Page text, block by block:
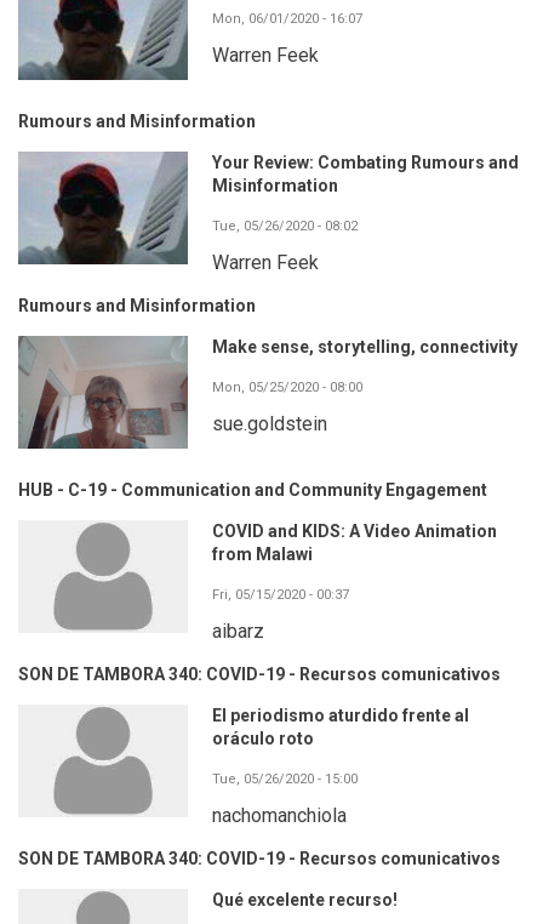
Mon, 06/01/2020 - 16:07
Warren Feek
Rumours and Misinformation
Your Review: Combating Rumours and
Misinformation
Tue, 05/26/2020 - 08:02
Warren Feek
Rumours and Misinformation
Make sense, storytelling, connectivity
Mon, 05/25/2020 - 08:00
sue.goldstein
HUB - C-19 - Communication and Community Engagement
COVID and KIDS: A Video Animation
from Malawi
Fri, 05/15/2020 - 00:37
aibarz
SON DE TAMBORA 340: COVID-19 - Recursos comunicativos
El periodismo aturdido frente al
oráculo roto
Tue, 05/26/2020 - 15:00
nachomanchiola
SON DE TAMBORA 340: COVID-19 - Recursos comunicativos
Qué excelente recurso!